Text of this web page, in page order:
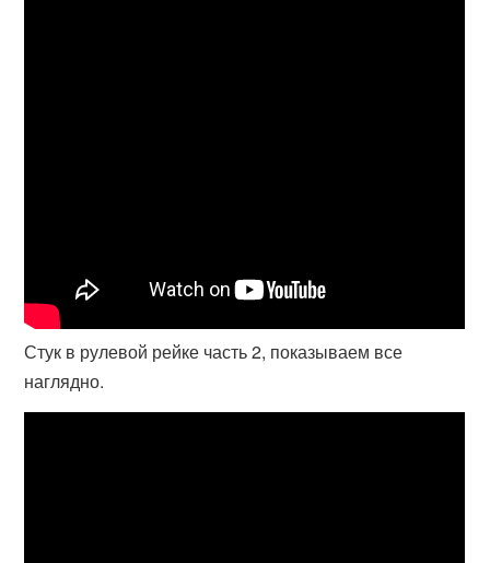
Стук в рулевой рейке часть 2, показываем все
наглядно.